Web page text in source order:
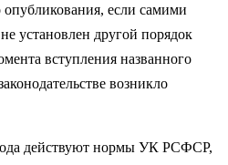
если самими
установлен другой порядок
вступления названного
возникло
действуют нормы УК РСФСР,